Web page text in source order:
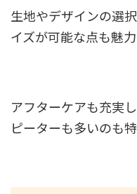
生地やデザインの選
イズが可能な点も魅力
アフターケアも充実
ピーターも多いのも特